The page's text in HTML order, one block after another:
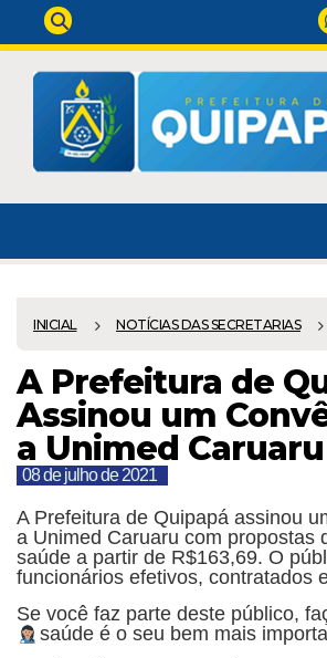
INICIAL NOTÍCIAS DAS SECRETARIAS
A Prefeitura de
Assinou um
a Unimed Caruaru
08 de julho de 2021
A Prefeitura de Quipapá assinou
a Unimed Caruaru com propostas
saúde a partir de R$163,69. O
funcionários efetivos, contratados
Se você faz parte deste público,
saúde é o seu bem mais